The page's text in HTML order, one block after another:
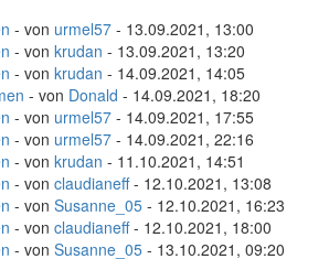
- von urmel57 - 13.09.2021, 13:00
- von krudan - 13.09.2021, 13:20
- von krudan - 14.09.2021, 14:05
- von Donald - 14.09.2021, 18:20
- von urmel57 - 14.09.2021, 17:55
- von urmel57 - 14.09.2021, 22:16
- von krudan - 11.10.2021, 14:51
- von claudianeff- 12.10.2021, 13:08
- von Susanne_05 - 12.10.2021, 16:23
- von claudianeff- 12.10.2021, 18:00
- von Susanne_05 - 13.10.2021, 09:20